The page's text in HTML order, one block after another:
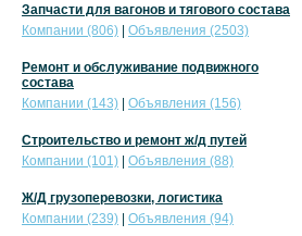
Запчасти для вагонов и тягового состава
Компании (806)
Объявления (2503)
Ремонт и обслуживание подвижного
состава
Компании (143)
Объявления (156)
Строительство и ремонт ж/д путей
Компании (101)
Объявления (88)
Ж/Д грузоперевозки, логистика
Компании (239)
Объявления (94)